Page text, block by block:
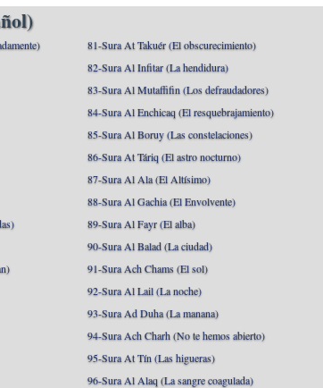
81-Sura At Takuér (El obscurecimiento)
82-Sura Al Infitar (La hendidura)
83-Sura Al Mutaffifin (Los defraudadores)
84-Sura Al Enchicaq (El resquebrajamiento)
85-Sura Al Boruy (Las constelaciones)
86-Sura At Táriq (El astro nocturno)
87-Sura Al Ala (El Altísimo)
88-Sura Al Gachia (El Envolvente)
89-Sura Al Fayr (El alba)
90-Sura Al Balad (La ciudad)
91-Sura Ach Chams (El sol)
92-Sura Al Lail (La noche)
93-Sura Ad Duha (La manana)
94-Sura Ach Charh (No te hemos abierto)
95-Sura At Tín (Las higueras)
96-Sura Al Alaq (La sangre coagulada)